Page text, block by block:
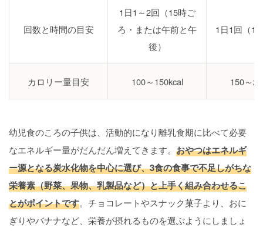
回数と時間の目安
1日1～2回（15時ご
ろ・または午前と午
後）
1日1回（
カロリー量目安 100～150kcal 150～
幼児食のころの子供は、活動的になり離乳食期に比べて必要
なエネルギー量がだんだん増えてきます。 おやつはエネルギ
ー源となる炭水化物を中心に選び、3食の食事で不足しがちな
栄養素（野菜、果物、乳製品など）と上手く組み合わせるこ
とがポイントです。チョコレートやスナック菓子より、おに
ぎりやバナナなど、栄養が摂れるものを選ぶようにしましょ